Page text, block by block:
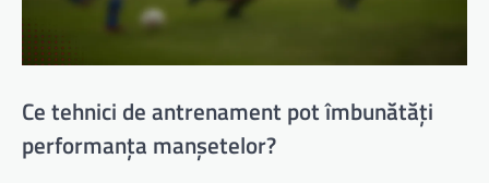
Ce tehnici de antrenament pot îmbunătăți
performanța manșetelor?